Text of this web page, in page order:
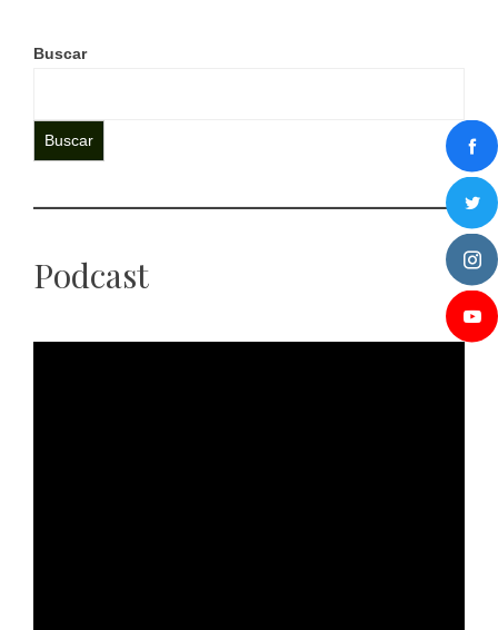
Buscar
Buscar
Podcast